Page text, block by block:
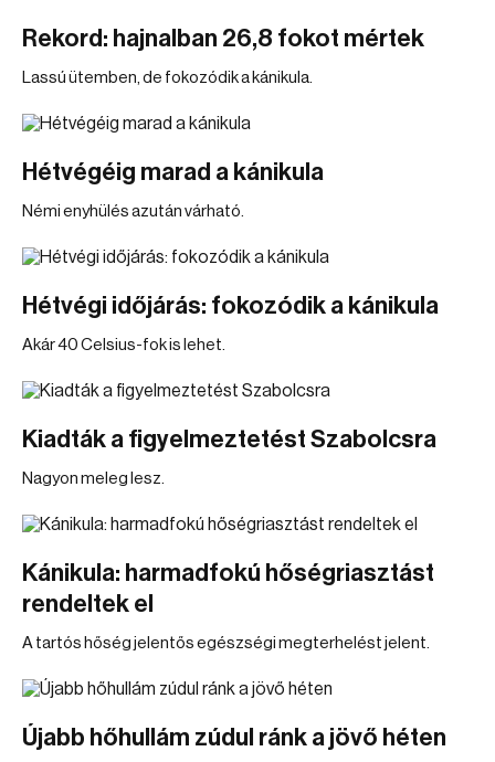
Rekord: hajnalban 26,8 fokot mértek
Lassú ütemben, de fokozódik a kánikula.
Hétvégéig marad a kánikula
Némi enyhülés azután várható.
Hétvégi időjárás: fokozódik a kánikula
Akár 40 Celsius-fok is lehet.
Kiadták a figyelmeztetést Szabolcsra
Nagyon meleg lesz.
Kánikula: harmadfokú hőségriasztást
rendeltek el
A tartós hőség jelentős egészségi megterhelést jelent.
Újabb hőhullám zúdul ránk a jövő héten